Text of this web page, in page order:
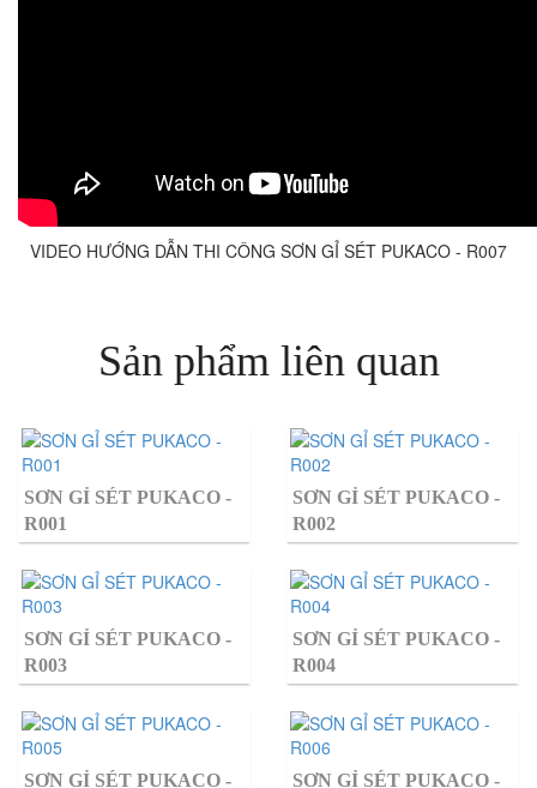
VIDEO HƯỚNG DẪN THI CÔNG SƠN GỈ SÉT PUKACO - R007
Sản phẩm liên quan
SƠN GỈ SÉT PUKACO -
R001
SƠN GỈ SÉT PUKACO -
R002
SƠN GỈ SÉT PUKACO -
R003
SƠN GỈ SÉT PUKACO -
R004
SƠN GỈ SÉT PUKACO -
SƠN GỈ SÉT PUKACO -